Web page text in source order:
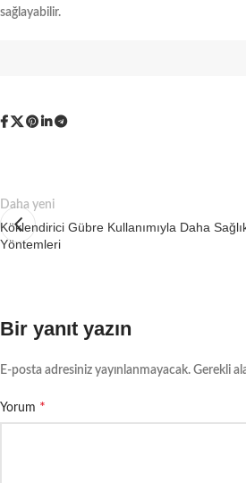
sağlayabilir.
Daha yeni
Köklendirici Gübre Kullanımıyla Daha
Yöntemleri
Bir yanıt yazın
E-posta adresiniz yayınlanmayacak. Gerekli
Yorum *